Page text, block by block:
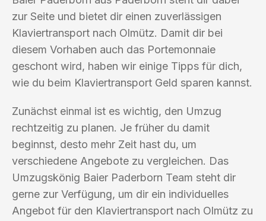
zur Seite und bietet dir einen zuverlässigen
Klaviertransport nach Olmütz. Damit dir bei
diesem Vorhaben auch das Portemonnaie
geschont wird, haben wir einige Tipps für dich,
wie du beim Klaviertransport Geld sparen kannst.
Zunächst einmal ist es wichtig, den Umzug
rechtzeitig zu planen. Je früher du damit
beginnst, desto mehr Zeit hast du, um
verschiedene Angebote zu vergleichen. Das
Umzugskönig Baier Paderborn Team steht dir
gerne zur Verfügung, um dir ein individuelles
Angebot für den Klaviertransport nach Olmütz zu